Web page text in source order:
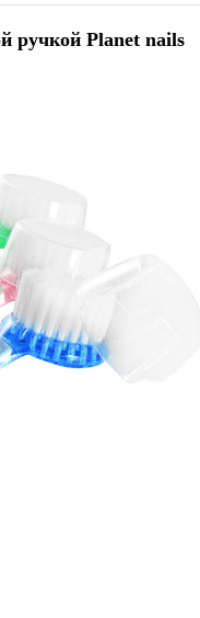
ручкой Planet nails